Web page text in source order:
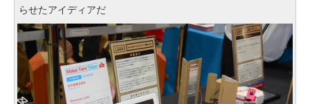
らせたアイディアだ